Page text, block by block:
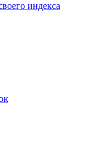
индекса